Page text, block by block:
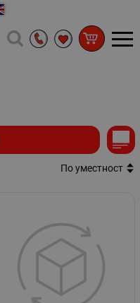
По уместност